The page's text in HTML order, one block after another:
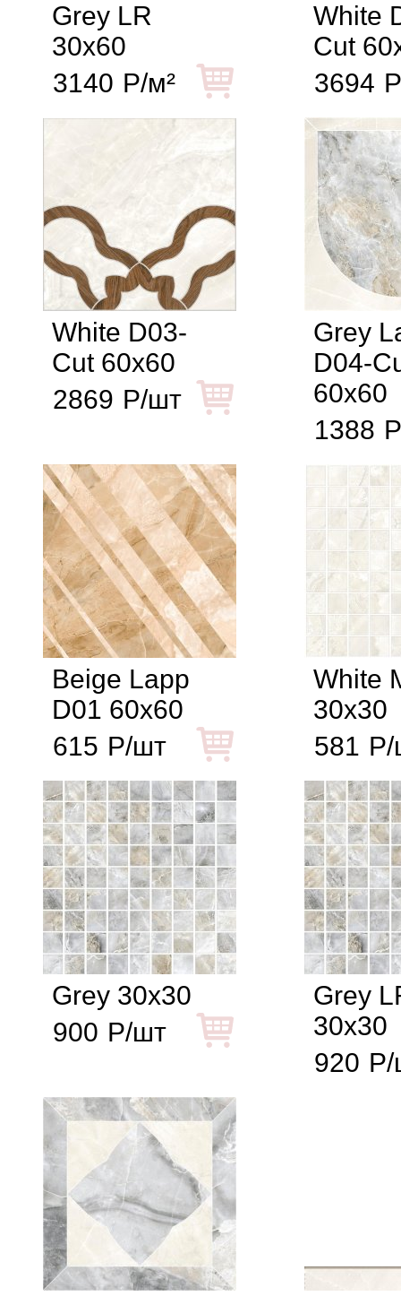
Grey LR
30x60
3140 Р/м²
White
Cut
3694
White D03-
Cut 60x60
2869 Р/шт
Grey
D04-
60x60
1388
Beige Lapp
D01 60x60
615 Р/шт
White
30x30
581 Р/
Grey 30x30
900 Р/шт
Grey
30x30
920 Р/